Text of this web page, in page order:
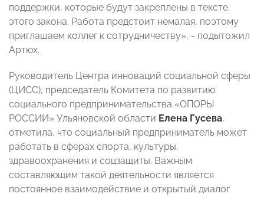
поддержки, которые будут закреплены в тексте
этого закона. Работа предстоит немалая, поэтому
приглашаем коллег к сотрудничеству», - подытожил
Артюх.
Руководитель Центра инноваций социальной сферы
(ЦИСС), председатель Комитета по развитию
социального предпринимательства «ОПОРЫ
РОССИИ» Ульяновской области Елена Гусева,
отметила, что социальный предприниматель может
работать в сферах спорта, культуры,
здравоохранения и соцзащиты. Важным
составляющим такой деятельности является
постоянное взаимодействие и открытый диалог